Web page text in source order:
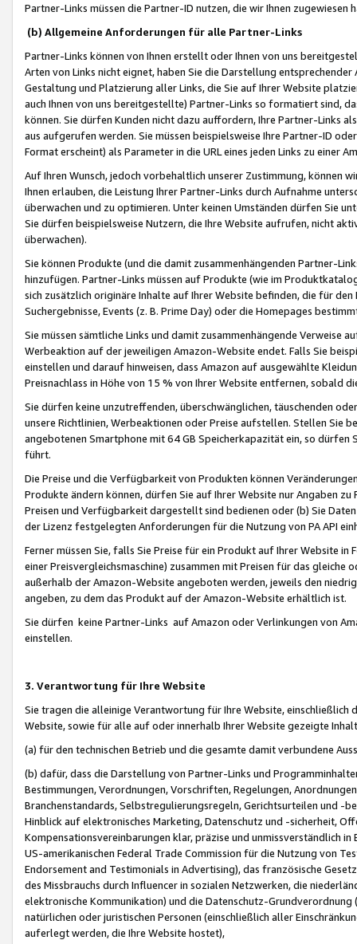
Partner-Links müssen die Partner-ID nutzen, die wir Ihnen zugewiesen
(b) Allgemeine Anforderungen für alle Partner-Links
Partner-Links können von Ihnen erstellt oder Ihnen von uns
Arten von Links nicht eignet, haben Sie die Darstellung
Gestaltung und Platzierung aller Links, die Sie auf Ihrer Website
auch Ihnen von uns bereitgestellte) Partner-Links so formatiert sind,
können. Sie dürfen Kunden nicht dazu auffordern, Ihre Partner-Links
aus aufgerufen werden. Sie müssen beispielsweise Ihre Partner-ID
Format erscheint) als Parameter in die URL eines jeden Links zu einer
Auf Ihren Wunsch, jedoch vorbehaltlich unserer Zustimmung, können
Ihnen erlauben, die Leistung Ihrer Partner-Links durch Aufnahme
überwachen und zu optimieren. Unter keinen Umständen dürfen Sie
Sie dürfen beispielsweise Nutzern, die Ihre Website aufrufen, nicht
überwachen).
Sie können Produkte (und die damit zusammenhängenden Partner-
hinzufügen. Partner-Links müssen auf Produkte (wie im
sich zusätzlich originäre Inhalte auf Ihrer Website befinden, die für
Suchergebnisse, Events (z. B. Prime Day) oder die Homepages
Sie müssen sämtliche Links und damit zusammenhängende
Werbeaktion auf der jeweiligen Amazon-Website endet. Falls Sie
einstellen und darauf hinweisen, dass Amazon auf ausgewählte
Preisnachlass in Höhe von 15 % von Ihrer Website entfernen, sobald
Sie dürfen keine unzutreffenden, überschwänglichen, täuschenden
unsere Richtlinien, Werbeaktionen oder Preise aufstellen. Stellen Sie
angebotenen Smartphone mit 64 GB Speicherkapazität ein, so dürfen
führt.
Die Preise und die Verfügbarkeit von Produkten können
Produkte ändern können, dürfen Sie auf Ihrer Website nur Angaben
Preisen und Verfügbarkeit dargestellt sind bedienen oder (b) Sie
der Lizenz festgelegten Anforderungen für die Nutzung von PA API
Ferner müssen Sie, falls Sie Preise für ein Produkt auf Ihrer Website
einer Preisvergleichsmaschine) zusammen mit Preisen für das
außerhalb der Amazon-Website angeboten werden, jeweils den
angeben, zu dem das Produkt auf der Amazon-Website erhältlich ist.
Sie dürfen keine Partner-Links auf Amazon oder Verlinkungen von
einstellen.
3. Verantwortung für Ihre Website
Sie tragen die alleinige Verantwortung für Ihre Website,
Website, sowie für alle auf oder innerhalb Ihrer Website gezeigte
(a) für den technischen Betrieb und die gesamte damit verbundene
(b) dafür, dass die Darstellung von Partner-Links und
Bestimmungen, Verordnungen, Vorschriften, Regelungen,
Branchenstandards, Selbstregulierungsregeln, Gerichtsurteilen und -
Hinblick auf elektronisches Marketing, Datenschutz und -sicherheit,
Kompensationsvereinbarungen klar, präzise und unmissverständlich
US-amerikanischen Federal Trade Commission für die Nutzung von
Endorsement and Testimonials in Advertising), das französische
des Missbrauchs durch Influencer in sozialen Netzwerken, die
elektronische Kommunikation) und die Datenschutz-
natürlichen oder juristischen Personen (einschließlich aller
auferlegt werden, die Ihre Website hostet),